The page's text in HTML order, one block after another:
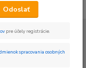
Spojka
Odoslať
pre účely registrácie.
spracovania osobných